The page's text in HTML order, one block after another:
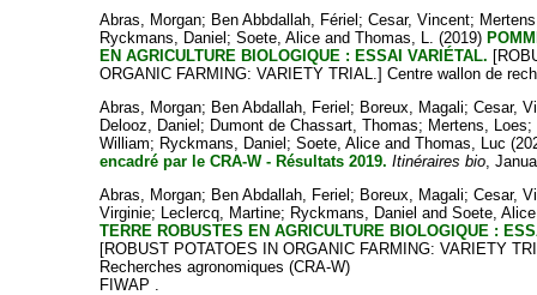
Abras, Morgan; Ben Abbdallah, Fériel ;Cesar, Vincent;
Ryckmans, Daniel ;Soete, Alice andThomas, L. (2019)
EN AGRICULTURE BIOLOGIQUE : ESSAI VARIÉTAL.
ORGANIC FARMING: VARIETY TRIAL.] Centre wallon de
Abras, Morgan; Ben Abdallah, Feriel ; Boreux, Magali;Cesar,
Delooz, Daniel ; Dumont de Chassart, Thomas; Mertens, Loes;
William; Ryckmans, Daniel ;Soete, Alice andThomas, Luc
encadré par le CRA-W - Résultats 2019. Itinéraires bio,
Abras, Morgan; Ben Abdallah, Feriel ; Boreux, Magali;Cesar,
Virginie; Leclercq, Martine; Ryckmans, Daniel andSoete, Alice
TERRE ROBUSTES EN AGRICULTURE BIOLOGIQUE :
[ROBUST POTATOES IN ORGANIC FARMING: VARIETY
Recherches agronomiques (CRA-W)
FIWAP .